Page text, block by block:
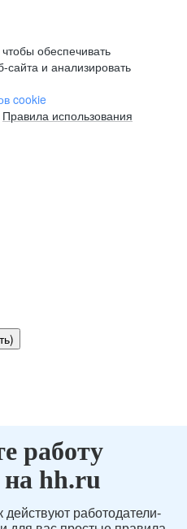
обеспечивать
сайта и анализировать
cookie
Правила использования
работу
hh.ru
работодатели-